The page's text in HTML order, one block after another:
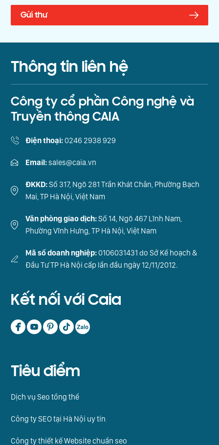
Thông tin liên hệ
Công ty cổ phần Công nghệ và
Truyền thông CAIA
Điện thoại:0246 2938 929
Email:sales@caia.vn
ĐKKD:Số 317, Ngõ 281 Trần Khát Chân, Phường Bạch
Mai, TP Hà Nội, Việt Nam
Văn phòng giao dịch:Số 14, Ngõ 467 Lĩnh Nam,
Phường Vĩnh Hưng, TP Hà Nội, Việt Nam
Mã số doanh nghiệp:0106031431 do Sở Kế hoạch &
Đầu Tư TP Hà Nội cấp lần đầu ngày 12/11/2012.
Kết nối với Caia
Tiêu điểm
Dịch vụ Seo tổng thể
Công ty SEO tại Hà Nội uy tín
Công ty thiết kế Website chuẩn seo